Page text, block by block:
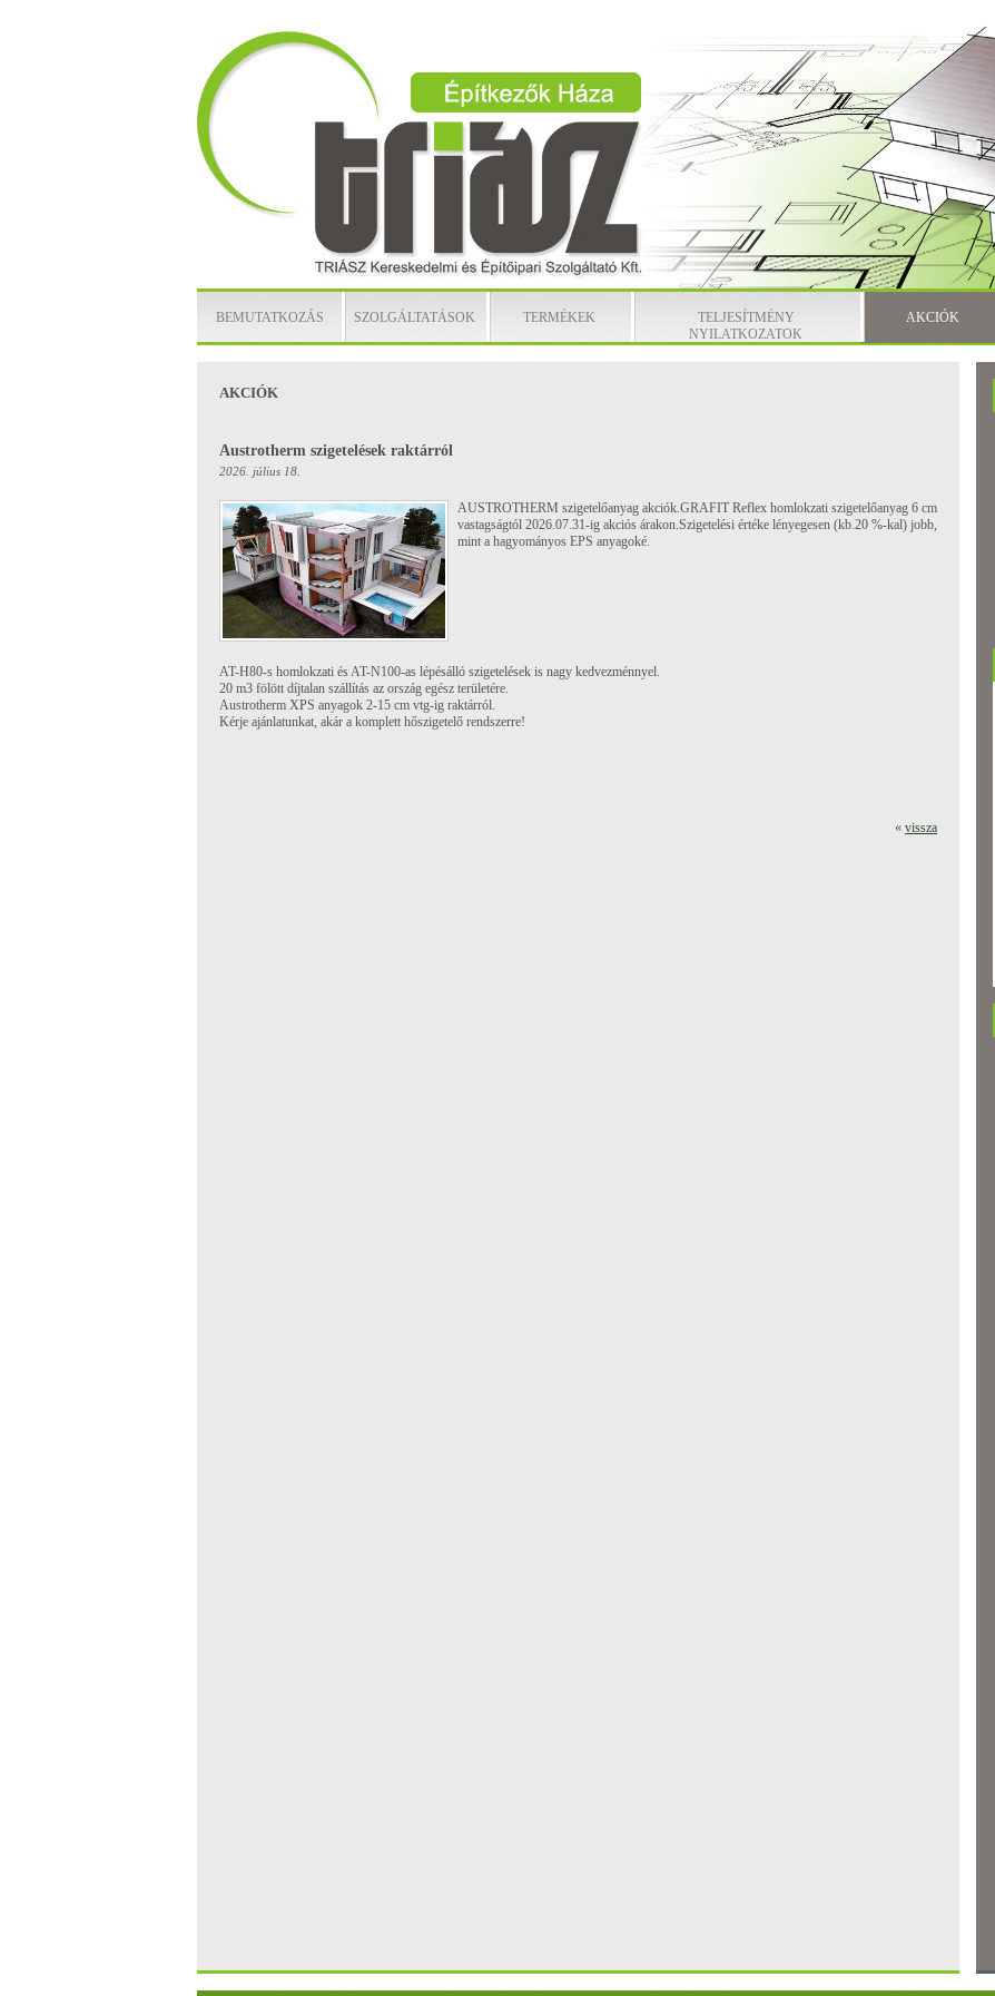
BEMUTATKOZÁS SZOLGÁLTATÁSOK TERMÉKEK
TELJESÍTMÉNY
NYILATKOZATOK
AKCIÓK
AKCIÓK
Austrotherm szigetelések raktárról
2026. július 18.
AUSTROTHERM szigetelőanyag akciók.GRAFIT Reflex homlokzati szigetelőanyag 6 cm
vastagságtól 2026.07.31-ig akciós árakon.Szigetelési értéke lényegesen (kb.20 %-kal) jobb,
mint a hagyományos EPS anyagoké.
AT-H80-s homlokzati és AT-N100-as lépésálló szigetelések is nagy kedvezménnyel.
20 m3 fölött díjtalan szállítás az ország egész területére.
Austrotherm XPS anyagok 2-15 cm vtg-ig raktárról.
Kérje ajánlatunkat, akár a komplett hőszigetelő rendszerre!
« vissza